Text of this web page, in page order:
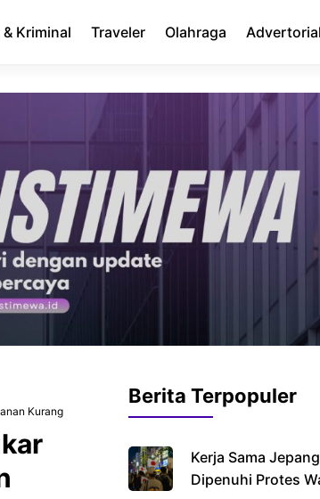
Kriminal Traveler Olahraga Advertorial
Kurang
Berita Terpopuler
Kerja Sama
Dipenuhi Protes